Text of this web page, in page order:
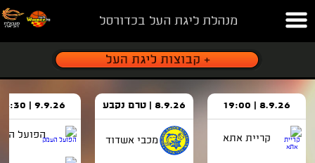
מנהלת ליגת העל בכדורסל
8.9.26 | 19:00
קריית אתא
8.9.26 | טרם נקבע
מכבי אשדוד
9.9.26 | 18:30
הפועל